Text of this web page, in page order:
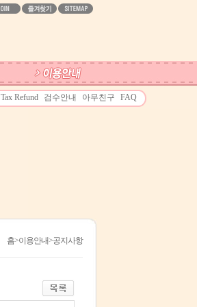
Tax Refund 검수안내 아무친구 FAQ
홈>이용안내>공지사항